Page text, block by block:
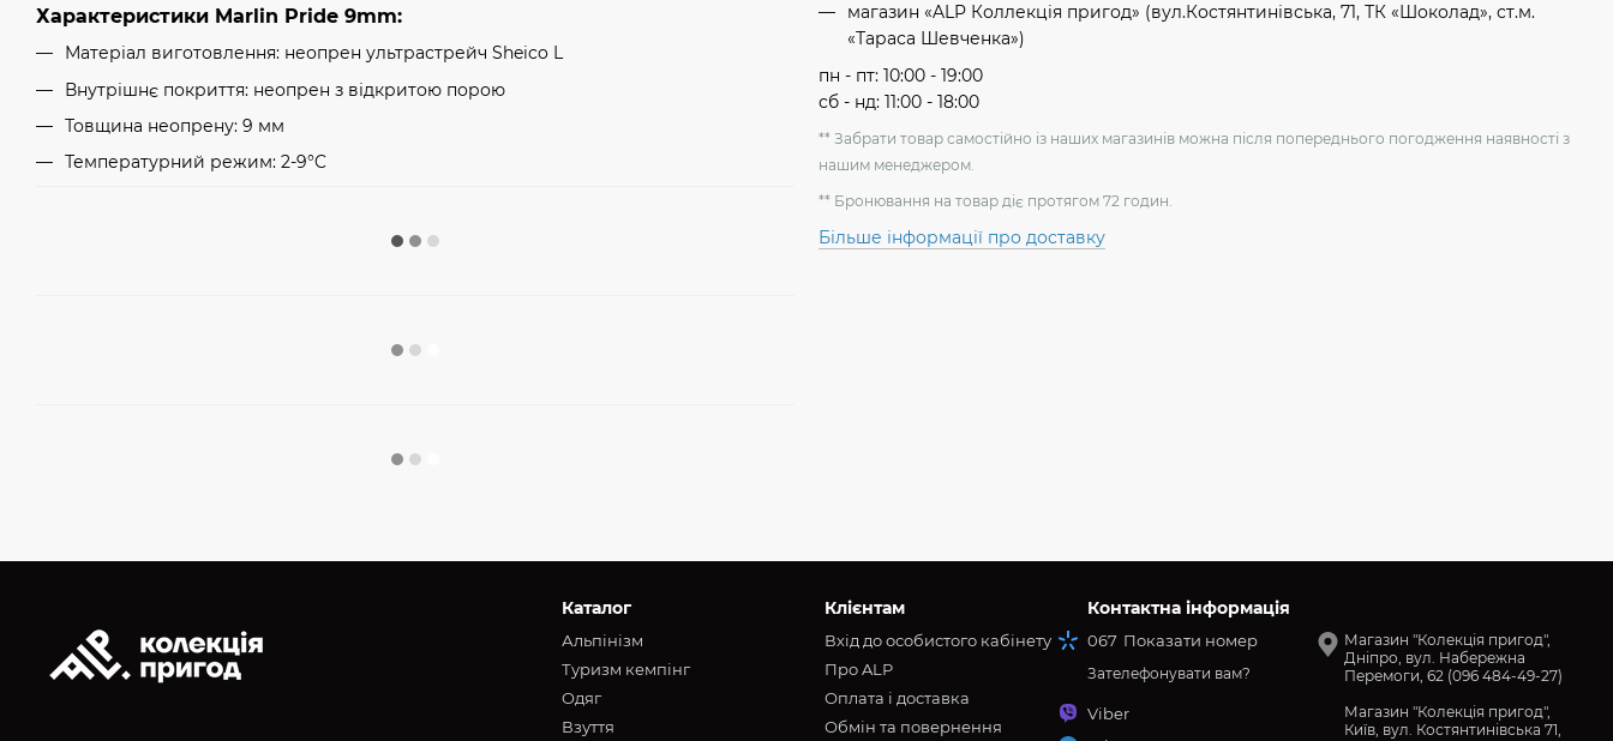
Характеристики Marlin Pride 9mm:
Матеріал виготовлення: неопрен ультрастрейч Sheico L
Внутрішнє покриття: неопрен з відкритою порою
Товщина неопрену: 9 мм
Температурний режим: 2-9°C
магазин «ALP Коллекція пригод» (вул.Костянтинівська, 71, ТК «Шоколад», ст.м.
«Тараса Шевченка»)
пн - пт: 10:00 - 19:00
сб - нд: 11:00 - 18:00
** Забрати товар самостійно із наших магазинів можна після попереднього погодження наявності з
нашим менеджером.
** Бронювання на товар діє протягом 72 годин.
Більше інформації про доставку
Каталог
Альпінізм
Туризм кемпінг
Oдяг
Взуття
Клієнтам
Вхід до особистого кабінету
Про ALP
Оплата і доставка
Обмін та повернення
Контактна інформація
067 Показати номер
Зателефонувати вам?
Viber
Магазин "Колекція пригод",
Дніпро, вул. Набережна
Перемоги, 62 (096 484-49-27)
Магазин "Колекція пригод",
Київ, вул. Костянтинівська 71,